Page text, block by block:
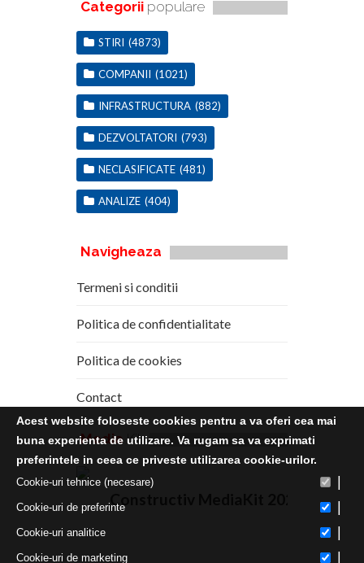
Categorii populare
STIRI (4873)
COMPANII (1021)
INFRASTRUCTURA (882)
DEZVOLTATORI (793)
NECLASIFICATE (481)
ANALIZE (404)
Navigheaza
Termeni si conditii
Politica de confidentialitate
Politica de cookies
Contact
Media Kit
Constructiv MediaKit 2020
Acest website foloseste cookies pentru a va oferi cea mai
buna experienta de utilizare. Va rugam sa va exprimati
preferintele in ceea ce priveste utilizarea cookie-urilor.
Cookie-uri tehnice (necesare)
Cookie-uri de preferinte
Cookie-uri analitice
Cookie-uri de marketing